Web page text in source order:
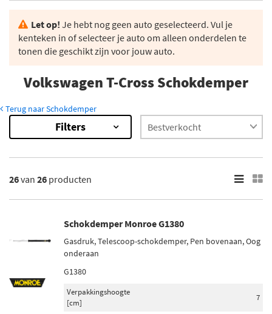
Let op! Je hebt nog geen auto geselecteerd. Vul je
kenteken in of selecteer je auto om alleen onderdelen te
tonen die geschikt zijn voor jouw auto.
Volkswagen T-Cross Schokdemper
Terug naar Schokdemper
Resultaten
×
Monroe (2)
Maxgear (1)
Sachs (5)
Bilstein (4)
Filters
26van 26 producten
Schokdemper Monroe G1380
Gasdruk, Telescoop-schokdemper, Pen bovenaan, Oog
onderaan
G1380
Verpakkingshoogte
[cm]
7